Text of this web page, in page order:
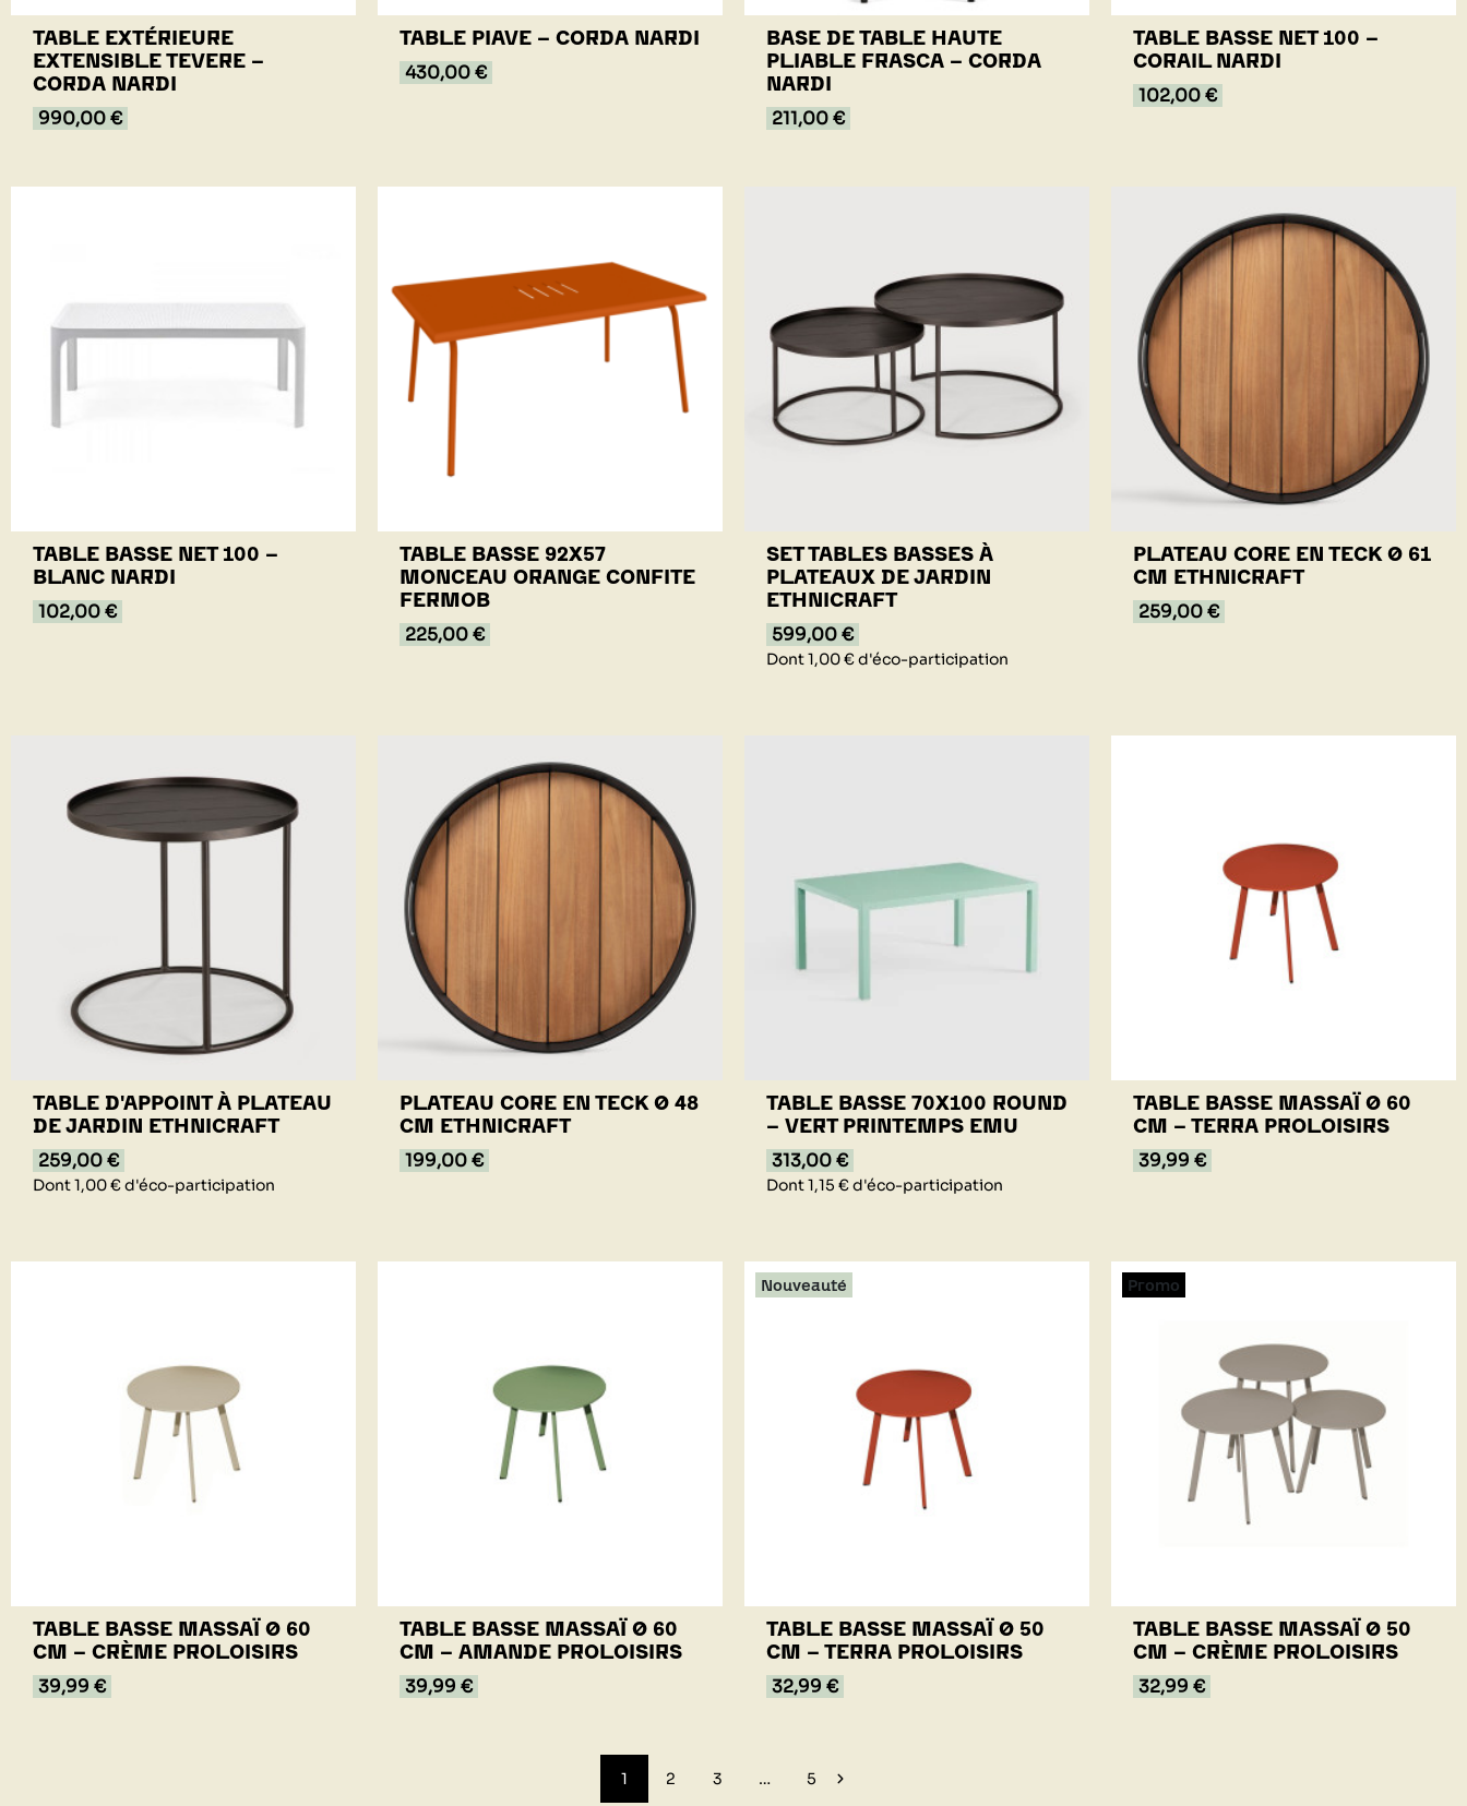
TABLE EXTÉRIEURE
EXTENSIBLE TEVERE -
CORDA NARDI
990,00 €
TABLE PIAVE - CORDA NARDI
430,00 €
BASE DE TABLE HAUTE
PLIABLE FRASCA - CORDA
NARDI
211,00 €
TABLE BASSE NET 100 -
CORAIL NARDI
102,00 €
TABLE BASSE NET 100 -
BLANC NARDI
102,00 €
TABLE BASSE 92X57
MONCEAU ORANGE CONFITE
FERMOB
225,00 €
SET TABLES BASSES À
PLATEAUX DE JARDIN
ETHNICRAFT
599,00 €
Dont 1,00 € d'éco-participation
PLATEAU CORE EN TECK Ø 61
CM ETHNICRAFT
259,00 €
TABLE D'APPOINT À PLATEAU
DE JARDIN ETHNICRAFT
259,00 €
Dont 1,00 € d'éco-participation
PLATEAU CORE EN TECK Ø 48
CM ETHNICRAFT
199,00 €
TABLE BASSE 70X100 ROUND
- VERT PRINTEMPS EMU
313,00 €
Dont 1,15 € d'éco-participation
TABLE BASSE MASSAÏ Ø 60
CM - TERRA PROLOISIRS
39,99 €
TABLE BASSE MASSAÏ Ø 60
CM - CRÈME PROLOISIRS
39,99 €
TABLE BASSE MASSAÏ Ø 60
CM - AMANDE PROLOISIRS
39,99 €
Nouveauté
TABLE BASSE MASSAÏ Ø 50
CM - TERRA PROLOISIRS
32,99 €
Promo
TABLE BASSE MASSAÏ Ø 50
CM - CRÈME PROLOISIRS
32,99 €
1 2 3 … 5